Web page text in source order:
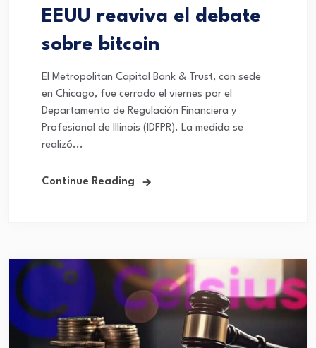
EEUU reaviva el debate
sobre bitcoin
El Metropolitan Capital Bank & Trust, con sede
en Chicago, fue cerrado el viernes por el
Departamento de Regulación Financiera y
Profesional de Illinois (IDFPR). La medida se
realizó...
Continue Reading